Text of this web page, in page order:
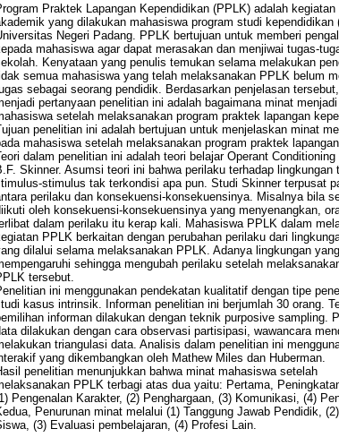
Praktek Lapangan Kependidikan (PPLK) adalah kegiatan
yang dilakukan mahasiswa program studi kependidikan
Negeri Padang. PPLK bertujuan untuk memberi
mahasiswa agar dapat merasakan dan menjiwai tugas-
Kenyataan yang penulis temukan selama melakukan
semua mahasiswa yang telah melaksanakan PPLK belum
sebagai seorang pendidik. Berdasarkan penjelasan
pertanyaan penelitian ini adalah bagaimana minat
setelah melaksanakan program praktek lapangan
penelitian ini adalah bertujuan untuk menjelaskan minat
mahasiswa setelah melaksanakan program praktek
dalam penelitian ini adalah teori belajar Operant Conditioning
Skinner. Asumsi teori ini bahwa perilaku terhadap lingkungan
stimulus tak terkondisi apa pun. Studi Skinner terpusat
perilaku dan konsekuensi-konsekuensinya. Misalnya bila
oleh konsekuensi-konsekuensinya yang menyenangkan,
dalam perilaku itu kerap kali. Mahasiswa PPLK dalam
PPLK berkaitan dengan perubahan perilaku dari
dilalui selama melaksanakan PPLK. Adanya lingkungan yang
sehingga mengubah perilaku setelah
tersebut.
ini menggunakan pendekatan kualitatif dengan tipe
kasus intrinsik. Informan penelitian ini berjumlah 30 orang.
informan dilakukan dengan teknik purposive sampling.
dilakukan dengan cara observasi partisipasi, wawancara
triangulasi data. Analisis dalam penelitian ini
yang dikembangkan oleh Mathew Miles dan Huberman.
penelitian menunjukkan bahwa minat mahasiswa setelah
PPLK terbagi atas dua yaitu: Pertama,
Pengenalan Karakter, (2) Penghargaan, (3) Komunikasi, (4)
Penurunan minat melalui (1) Tanggung Jawab Pendidik,
(3) Evaluasi pembelajaran, (4) Profesi Lain.